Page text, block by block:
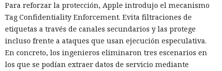
Para reforzar la protección, Apple introdujo el mecanismo
Tag Confidentiality Enforcement. Evita filtraciones de
etiquetas a través de canales secundarios y las protege
incluso frente a ataques que usan ejecución especulativa.
En concreto, los ingenieros eliminaron tres escenarios en
los que se podían extraer datos de servicio mediante